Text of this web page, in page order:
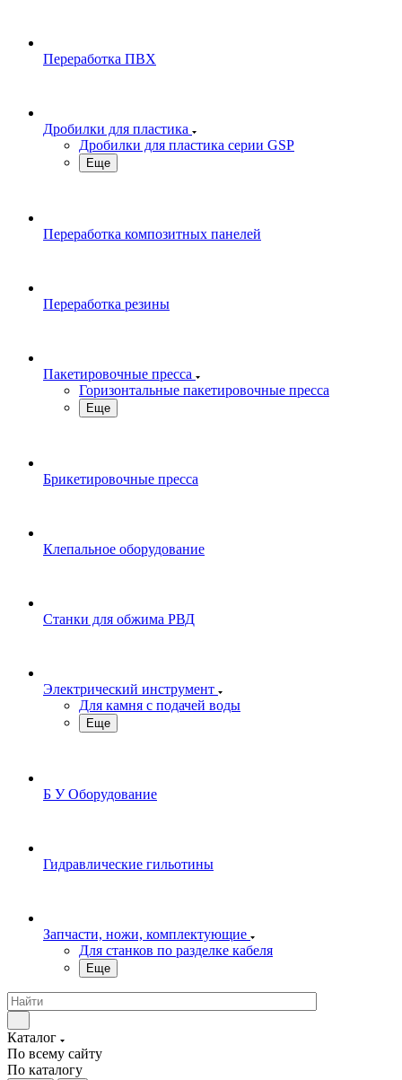
Переработка ПВХ
Дробилки для пластика
Дробилки для пластика серии GSP
Еще
Переработка композитных панелей
Переработка резины
Пакетировочные пресса
Горизонтальные пакетировочные пресса
Еще
Брикетировочные пресса
Клепальное оборудование
Станки для обжима РВД
Электрический инструмент
Для камня с подачей воды
Еще
Б У Оборудование
Гидравлические гильотины
Запчасти, ножи, комплектующие
Для станков по разделке кабеля
Еще
Каталог
По всему сайту
По каталогу